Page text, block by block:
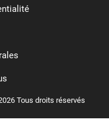
Tous droits réservés